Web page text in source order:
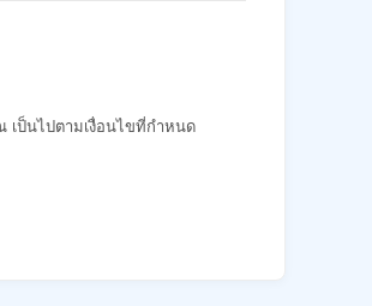
เป็นไปตามเงื่อนไขที่กำหนด